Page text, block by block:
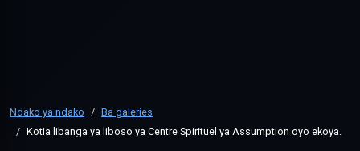
Ndako ya ndako
Ba galeries
Kotia libanga ya liboso ya Centre Spirituel ya Assumption oyo ekoya.